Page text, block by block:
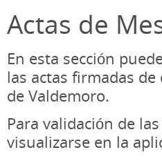
Actas de
En esta sección
las actas firmadas
de Valdemoro.
Para validación de
visualizarse en la